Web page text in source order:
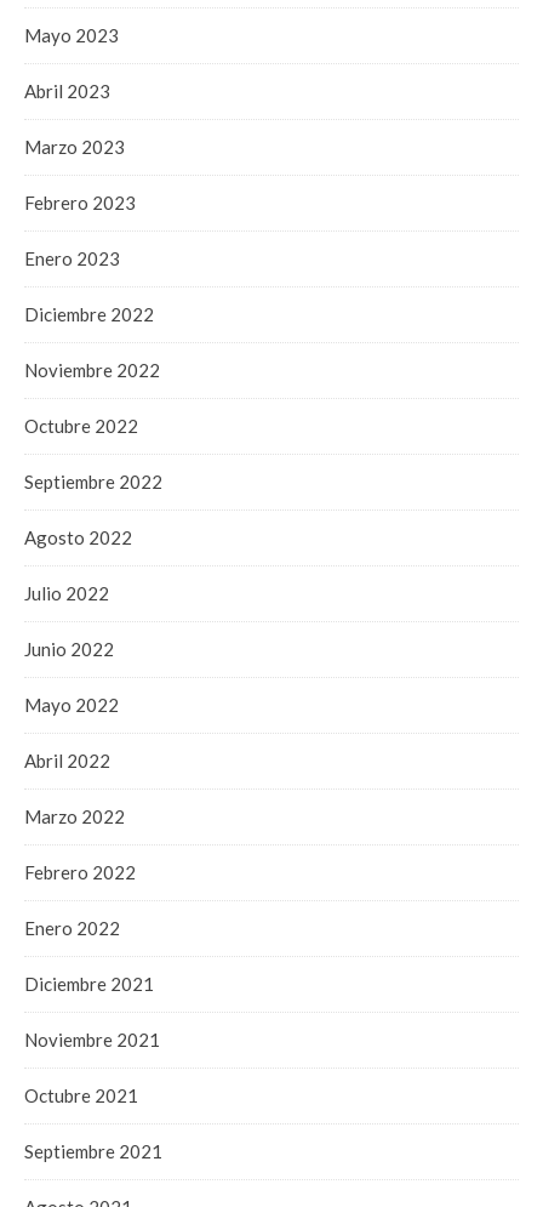
Mayo 2023
Abril 2023
Marzo 2023
Febrero 2023
Enero 2023
Diciembre 2022
Noviembre 2022
Octubre 2022
Septiembre 2022
Agosto 2022
Julio 2022
Junio 2022
Mayo 2022
Abril 2022
Marzo 2022
Febrero 2022
Enero 2022
Diciembre 2021
Noviembre 2021
Octubre 2021
Septiembre 2021